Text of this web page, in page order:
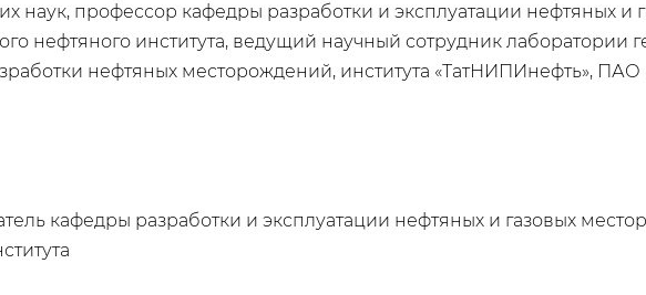
наук, профессор кафедры разработки и эксплуатации нефтяных и
нефтяного института, ведущий научный сотрудник лаборатории
нефтяных месторождений, института «ТатНИПИнефть», ПАО
кафедры разработки и эксплуатации нефтяных и газовых